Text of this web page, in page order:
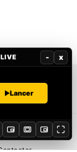
Google Play
Mentions légales
- x
Lancer